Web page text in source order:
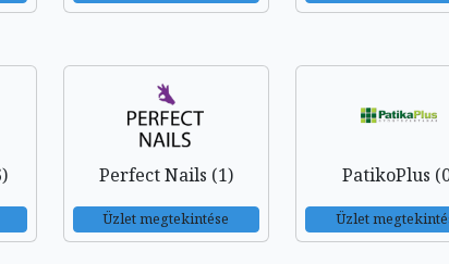
Perfect Nails (1)
Üzlet megtekintése
PatikoPlus
Üzlet